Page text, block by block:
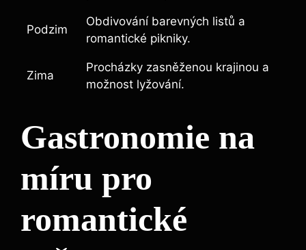
Podzim
Obdivování barevných listů a
romantické pikniky.
Zima
Procházky zasněženou krajinou a
možnost lyžování.
Gastronomie na
míru pro
romantické